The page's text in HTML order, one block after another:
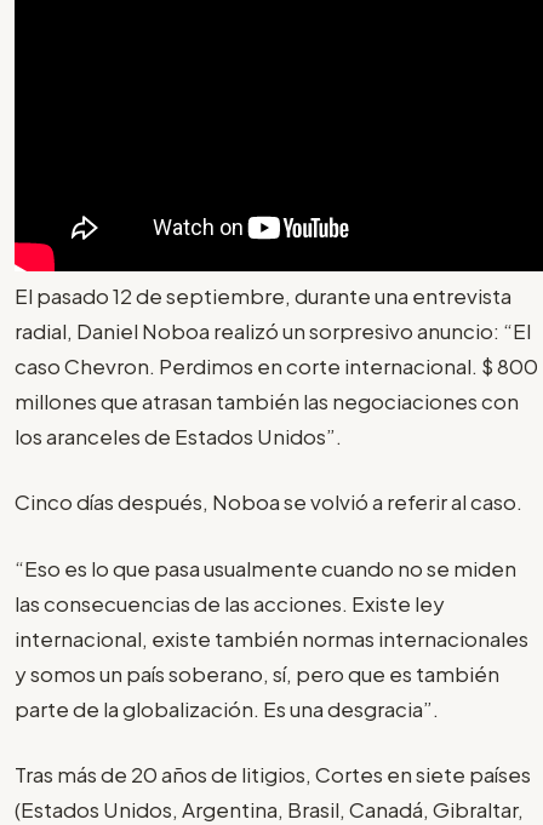
El pasado 12 de septiembre, durante una entrevista
radial, Daniel Noboa realizó un sorpresivo anuncio: “El
caso Chevron. Perdimos en corte internacional. $ 800
millones que atrasan también las negociaciones con
los aranceles de Estados Unidos”.
Cinco días después, Noboa se volvió a referir al caso.
“Eso es lo que pasa usualmente cuando no se miden
las consecuencias de las acciones. Existe ley
internacional, existe también normas internacionales
y somos un país soberano, sí, pero que es también
parte de la globalización. Es una desgracia”.
Tras más de 20 años de litigios, Cortes en siete países
(Estados Unidos, Argentina, Brasil, Canadá, Gibraltar,